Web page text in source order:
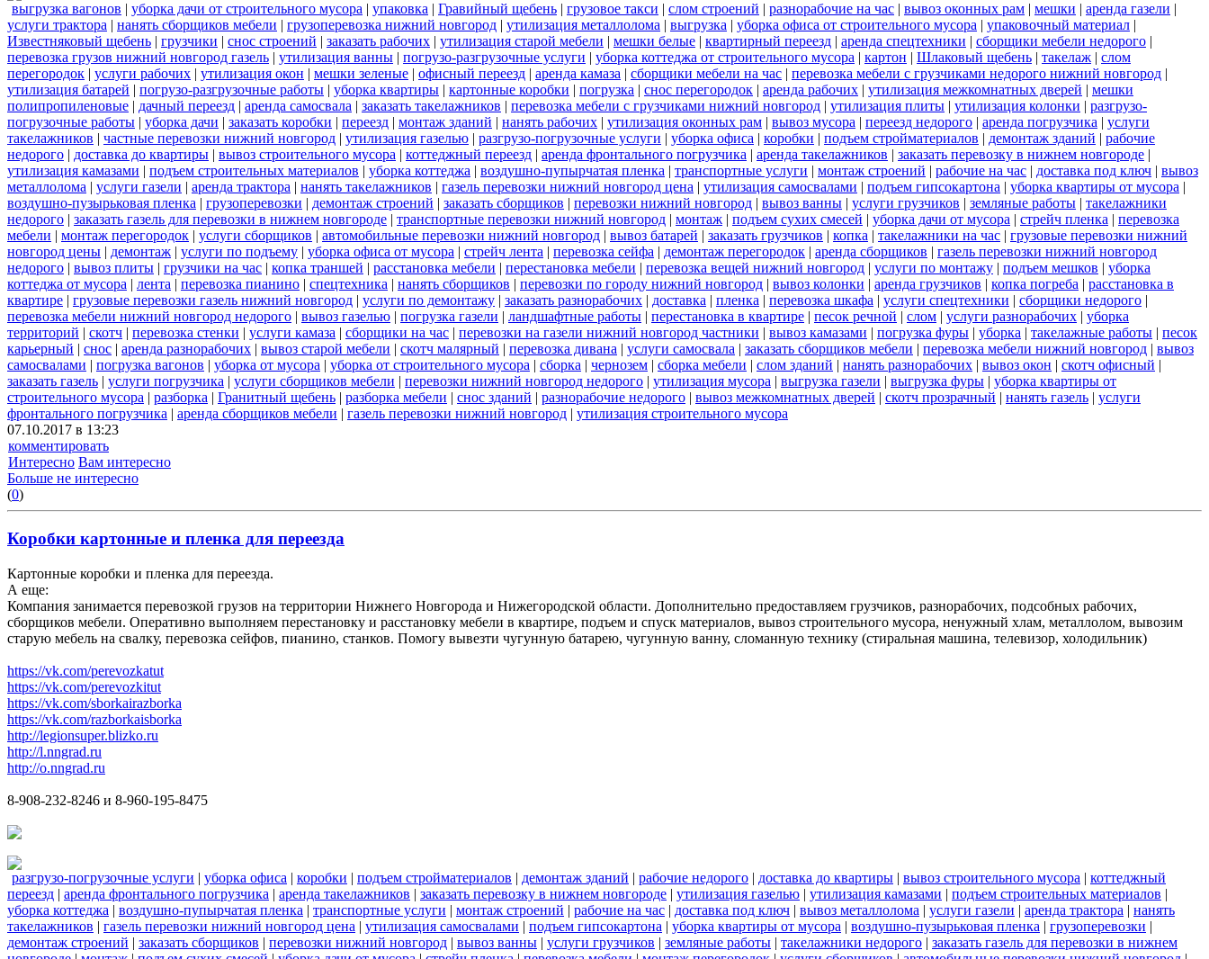
выгрузка вагонов | уборка дачи от строительного мусора | упаковка | Гравийный щебень | грузовое такси | слом строений | разнорабочие на час | вывоз оконных рам | мешки | аренда газели |
услуги трактора | нанять сборщиков мебели | грузоперевозка нижний новгород | утилизация металлолома | выгрузка | уборка офиса от строительного мусора | упаковочный материал |
Известняковый щебень | грузчики | снос строений | заказать рабочих | утилизация старой мебели | мешки белые | квартирный переезд | аренда спецтехники | сборщики мебели недорого |
перевозка грузов нижний новгород газель | утилизация ванны | погрузо-разгрузочные услуги | уборка коттеджа от строительного мусора | картон | Шлаковый щебень | такелаж | слом
перегородок | услуги рабочих | утилизация окон | мешки зеленые | офисный переезд | аренда камаза | сборщики мебели на час | перевозка мебели с грузчиками недорого нижний новгород |
утилизация батарей | погрузо-разгрузочные работы | уборка квартиры | картонные коробки | погрузка | снос перегородок | аренда рабочих | утилизация межкомнатных дверей | мешки
полипропиленовые | дачный переезд | аренда самосвала | заказать такелажников | перевозка мебели с грузчиками нижний новгород | утилизация плиты | утилизация колонки | разгрузо-
погрузочные работы | уборка дачи | заказать коробки | переезд | монтаж зданий | нанять рабочих | утилизация оконных рам | вывоз мусора | переезд недорого | аренда погрузчика | услуги
такелажников | частные перевозки нижний новгород | утилизация газелью | разгрузо-погрузочные услуги | уборка офиса | коробки | подъем стройматериалов | демонтаж зданий | рабочие
недорого | доставка до квартиры | вывоз строительного мусора | коттеджный переезд | аренда фронтального погрузчика | аренда такелажников | заказать перевозку в нижнем новгороде |
утилизация камазами | подъем строительных материалов | уборка коттеджа | воздушно-пупырчатая пленка | транспортные услуги | монтаж строений | рабочие на час | доставка под ключ | вывоз
металлолома | услуги газели | аренда трактора | нанять такелажников | газель перевозки нижний новгород цена | утилизация самосвалами | подъем гипсокартона | уборка квартиры от мусора |
воздушно-пузырьковая пленка | грузоперевозки | демонтаж строений | заказать сборщиков | перевозки нижний новгород | вывоз ванны | услуги грузчиков | земляные работы | такелажники
недорого | заказать газель для перевозки в нижнем новгороде | транспортные перевозки нижний новгород | монтаж | подъем сухих смесей | уборка дачи от мусора | стрейч пленка | перевозка
мебели | монтаж перегородок | услуги сборщиков | автомобильные перевозки нижний новгород | вывоз батарей | заказать грузчиков | копка | такелажники на час | грузовые перевозки нижний
новгород цены | демонтаж | услуги по подъему | уборка офиса от мусора | стрейч лента | перевозка сейфа | демонтаж перегородок | аренда сборщиков | газель перевозки нижний новгород
недорого | вывоз плиты | грузчики на час | копка траншей | расстановка мебели | перестановка мебели | перевозка вещей нижний новгород | услуги по монтажу | подъем мешков | уборка
коттеджа от мусора | лента | перевозка пианино | спецтехника | нанять сборщиков | перевозки по городу нижний новгород | вывоз колонки | аренда грузчиков | копка погреба | расстановка в
квартире | грузовые перевозки газель нижний новгород | услуги по демонтажу | заказать разнорабочих | доставка | пленка | перевозка шкафа | услуги спецтехники | сборщики недорого |
перевозка мебели нижний новгород недорого | вывоз газелью | погрузка газели | ландшафтные работы | перестановка в квартире | песок речной | слом | услуги разнорабочих | уборка
территорий | скотч | перевозка стенки | услуги камаза | сборщики на час | перевозки на газели нижний новгород частники | вывоз камазами | погрузка фуры | уборка | такелажные работы | песок
карьерный | снос | аренда разнорабочих | вывоз старой мебели | скотч малярный | перевозка дивана | услуги самосвала | заказать сборщиков мебели | перевозка мебели нижний новгород | вывоз
самосвалами | погрузка вагонов | уборка от мусора | уборка от строительного мусора | сборка | чернозем | сборка мебели | слом зданий | нанять разнорабочих | вывоз окон | скотч офисный |
заказать газель | услуги погрузчика | услуги сборщиков мебели | перевозки нижний новгород недорого | утилизация мусора | выгрузка газели | выгрузка фуры | уборка квартиры от
строительного мусора | разборка | Гранитный щебень | разборка мебели | снос зданий | разнорабочие недорого | вывоз межкомнатных дверей | скотч прозрачный | нанять газель | услуги
фронтального погрузчика | аренда сборщиков мебели | газель перевозки нижний новгород | утилизация строительного мусора
07.10.2017 в 13:23
комментировать
Интересно Вам интересно
Больше не интересно
(0)
Коробки картонные и пленка для переезда
Картонные коробки и пленка для переезда.
А еще:
Компания занимается перевозкой грузов на территории Нижнего Новгорода и Нижегородской области. Дополнительно предоставляем грузчиков, разнорабочих, подсобных рабочих,
сборщиков мебели. Оперативно выполняем перестановку и расстановку мебели в квартире, подъем и спуск материалов, вывоз строительного мусора, ненужный хлам, металлолом, вывозим
старую мебель на свалку, перевозка сейфов, пианино, станков. Помогу вывезти чугунную батарею, чугунную ванну, сломанную технику (стиральная машина, телевизор, холодильник)
https://vk.com/perevozkatut
https://vk.com/perevozkitut
https://vk.com/sborkairazborka
https://vk.com/razborkaisborka
http://legionsuper.blizko.ru
http://l.nngrad.ru
http://o.nngrad.ru
8-908-232-8246 и 8-960-195-8475
разгрузо-погрузочные услуги | уборка офиса | коробки | подъем стройматериалов | демонтаж зданий | рабочие недорого | доставка до квартиры | вывоз строительного мусора | коттеджный
переезд | аренда фронтального погрузчика | аренда такелажников | заказать перевозку в нижнем новгороде | утилизация газелью | утилизация камазами | подъем строительных материалов |
уборка коттеджа | воздушно-пупырчатая пленка | транспортные услуги | монтаж строений | рабочие на час | доставка под ключ | вывоз металлолома | услуги газели | аренда трактора | нанять
такелажников | газель перевозки нижний новгород цена | утилизация самосвалами | подъем гипсокартона | уборка квартиры от мусора | воздушно-пузырьковая пленка | грузоперевозки |
демонтаж строений | заказать сборщиков | перевозки нижний новгород | вывоз ванны | услуги грузчиков | земляные работы | такелажники недорого | заказать газель для перевозки в нижнем